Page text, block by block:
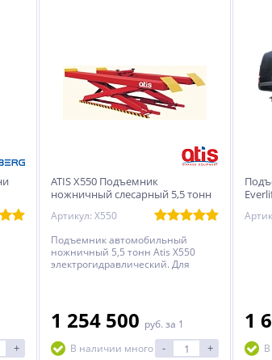
+
ATIS X550 Подъемник
ножничный слесарный 5,5 тонн
Артикул: X550
Подъемник автомобильный
ножничный 5,5 тонн Atis X550
электрогидравлический. Для
пневматической блокировки.
Подъемник комплектуется
1 254 500 руб. за 1
В наличии много
- +
1